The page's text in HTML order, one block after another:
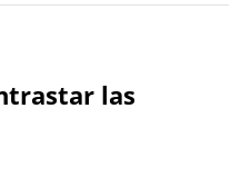
las